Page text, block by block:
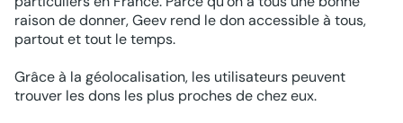
raison de donner, Geev rend le don accessible à tous,
partout et tout le temps.
Grâce à la géolocalisation, les utilisateurs peuvent
trouver les dons les plus proches de chez eux.